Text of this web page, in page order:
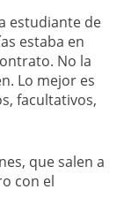
estudiante de
estaba en
No la
Lo mejor es
facultativos,
que salen a
con el